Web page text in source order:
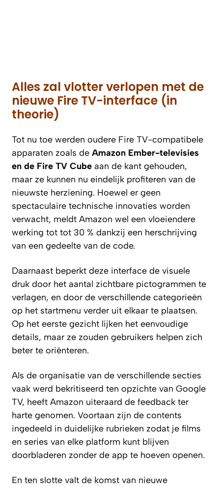
Alles zal vlotter verlopen met de
nieuwe Fire TV-interface (in
theorie)
Tot nu toe werden oudere Fire TV-compatibele
apparaten zoals de Amazon Ember-televisies
en de Fire TV Cube aan de kant gehouden,
maar ze kunnen nu eindelijk profiteren van de
nieuwste herziening. Hoewel er geen
spectaculaire technische innovaties worden
verwacht, meldt Amazon wel een vloeiendere
werking tot tot 30 % dankzij een herschrijving
van een gedeelte van de code.
Daarnaast beperkt deze interface de visuele
druk door het aantal zichtbare pictogrammen te
verlagen, en door de verschillende categorieën
op het startmenu verder uit elkaar te plaatsen.
Op het eerste gezicht lijken het eenvoudige
details, maar ze zouden gebruikers helpen zich
beter te oriënteren.
Als de organisatie van de verschillende secties
vaak werd bekritiseerd ten opzichte van Google
TV, heeft Amazon uiteraard de feedback ter
harte genomen. Voortaan zijn de contents
ingedeeld in duidelijke rubrieken zodat je films
en series van elke platform kunt blijven
doorbladeren zonder de app te hoeven openen.
En ten slotte valt de komst van nieuwe